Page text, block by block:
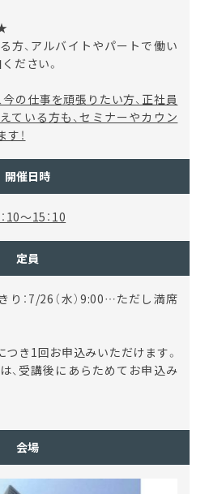
方、アルバイトやパートで働い
ださい。
の仕事を頑張りたい方、正社員
ている方も、セミナーやカウン
！
開催日時
10～15：10
定員
り：7/26（水）9:00…ただし満席
き1回お申込みいただけます。
、受講後にあらためてお申込み
会場